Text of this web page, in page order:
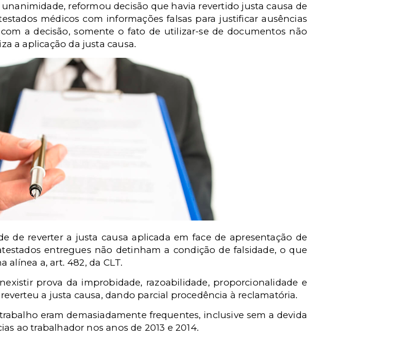
unanimidade, reformou decisão que havia revertido justa causa de
médicos com informações falsas para justificar ausências
a decisão, somente o fato de utilizar-se de documentos não
a aplicação da justa causa.
de reverter a justa causa aplicada em face de apresentação de
entregues não detinham a condição de falsidade, o que
alínea a, art. 482, da CLT.
prova da improbidade, razoabilidade, proporcionalidade e
a justa causa, dando parcial procedência à reclamatória.
eram demasiadamente frequentes, inclusive sem a devida
ao trabalhador nos anos de 2013 e 2014.